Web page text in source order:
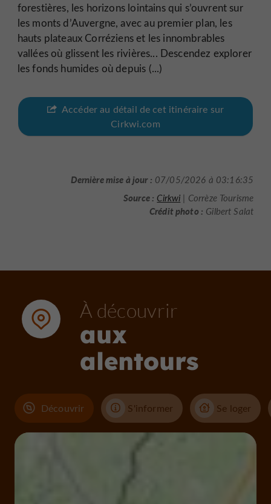
forestières, les horizons lointains qui s’ouvrent sur
les monts d’Auvergne, avec au premier plan, les
hauts plateaux Corréziens et les innombrables
vallées où glissent les rivières... Descendez explorer
les fonds humides où depuis (...)
Accéder au détail de cet itinéraire sur
Cirkwi.com
Dernière mise à jour : 07/05/2026 à 03:16:35
Source : Cirkwi | Corrèze Tourisme
Crédit photo : Gilbert Salat
À découvrir
aux
alentours
Découvrir S'informer Se loger